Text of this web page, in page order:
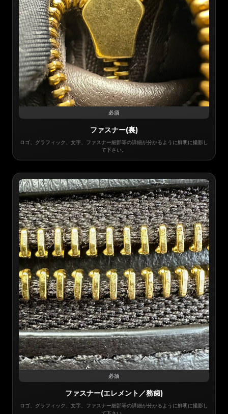
必須
ファスナー(裏)
ロゴ、グラフィック、文字、ファスナー細部等の詳細が分かるように鮮明に撮影し
て下さい。
必須
ファスナー(エレメント／務歯)
ロゴ、グラフィック、文字、ファスナー細部等の詳細が分かるように鮮明に撮影し